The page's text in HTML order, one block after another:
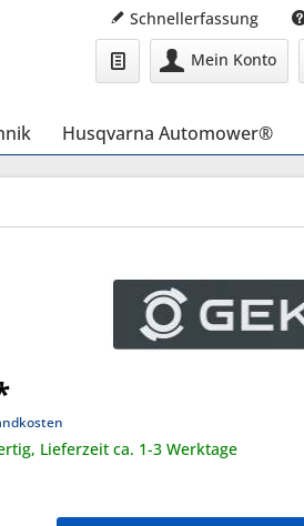
Schnellerfassung
Mein Konto
Husqvarna Automower®
Lieferzeit ca. 1-3 Werktage